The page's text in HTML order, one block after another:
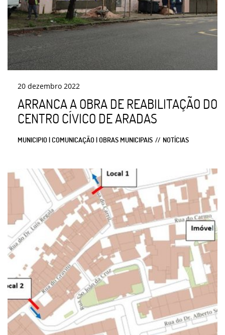
20 dezembro 2022
ARRANCA A OBRA DE REABILITAÇÃO DO
CENTRO CÍVICO DE ARADAS
MUNICIPIO | COMUNICAÇÃO | OBRAS MUNICIPAIS NOTÍCIAS